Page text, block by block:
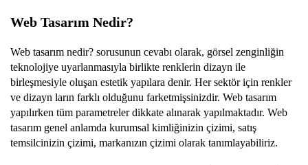
Web Tasarım Nedir?
Web tasarım nedir? sorusunun cevabı olarak, görsel zenginliğin
teknolojiye uyarlanmasıyla birlikte renklerin dizayn ile
birleşmesiyle oluşan estetik yapılara denir. Her sektör için renkler
ve dizayn ların farklı olduğunu farketmişsinizdir. Web tasarım
yapılırken tüm parametreler dikkate alınarak yapılmaktadır. Web
tasarım genel anlamda kurumsal kimliğinizin çizimi, satış
temsilcinizin çizimi, markanızın çizimi olarak tanımlayabiliriz.